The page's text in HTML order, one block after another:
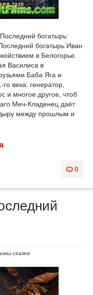
богатырь:
богатырь Иван
в Белогорье.
Василиса в
Баба Яга и
века: генератор,
и многое другое, чтоб
Меч-Кладенец даёт
дыру между прошлым и
0
сказки